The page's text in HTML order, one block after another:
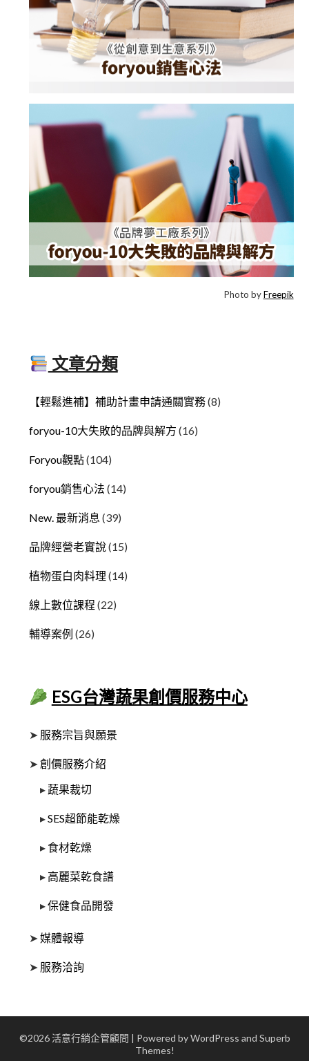
Photo byFreepik
文章分類
【輕鬆進補】補助計畫申請通關實務(8)
foryou-10大失敗的品牌與解方 (16)
Foryou觀點(104)
foryou銷售心法 (14)
New. 最新消息 (39)
品牌經營老實說(15)
植物蛋白肉料理 (14)
線上數位課程 (22)
輔導案例 (26)
ESG台灣蔬果創價服務中心
➤ 服務宗旨與願景
➤創價服務介紹
▸ 蔬果裁切
▸SES超節能乾燥
▸ 食材乾燥
▸ 高麗菜乾食譜
▸保健食品開發
➤媒體報導
➤ 服務洽詢
©2026 活意行銷企管顧問 | Powered by WordPress and Superb
Themes!